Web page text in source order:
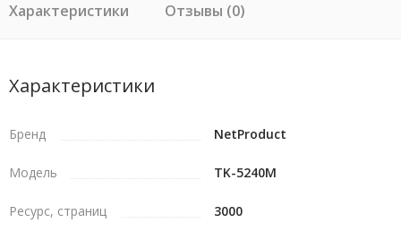
Характеристики Отзывы (0)
Характеристики
Бренд NetProduct
Модель TK-5240M
Ресурс, страниц 3000